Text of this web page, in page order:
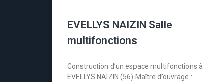
EVELLYS NAIZIN Salle
multifonctions
Construction d’un espace multifonctions à
EVELLYS NAIZIN (56) Maître d’ouvrage :